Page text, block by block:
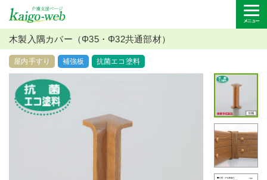
木製入隅カバー（Φ35・Φ32共通部材）
屋内手すり 補強板 抗菌エコ塗料